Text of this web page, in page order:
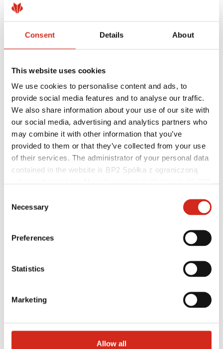
Consent Details About
This website uses cookies
We use cookies to personalise content and ads, to
provide social media features and to analyse our traffic.
We also share information about your use of our site with
our social media, advertising and analytics partners who
may combine it with other information that you’ve
provided to them or that they’ve collected from your use
of their services. The administrator of your personal data
contained in the website is BP2 Spółka z ograniczoną
121387608.
Selection
Necessary
Preferences
Statistics
Marketing
Allow all
Dangos, spalvos ir garantijos
Garantijos registravimas
Įgyvendinti projektai ir inspiracijos
Parsisiunčiami failai
Rasti rangovą
Kur įsigyti?
Profesionalams
Rinkodaros pasiūlymas